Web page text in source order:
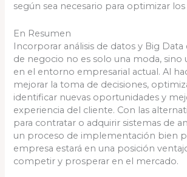
según sea necesario para optimizar
En Resumen
Incorporar análisis de datos y Big Data
de negocio no es solo una moda, sino
en el entorno empresarial actual. Al
mejorar la toma de decisiones,
identificar nuevas oportunidades y
experiencia del cliente. Con las
para contratar o adquirir sistemas de
un proceso de implementación bien
empresa estará en una posición
competir y prosperar en el mercado.